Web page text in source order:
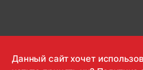
Данный сайт хочет